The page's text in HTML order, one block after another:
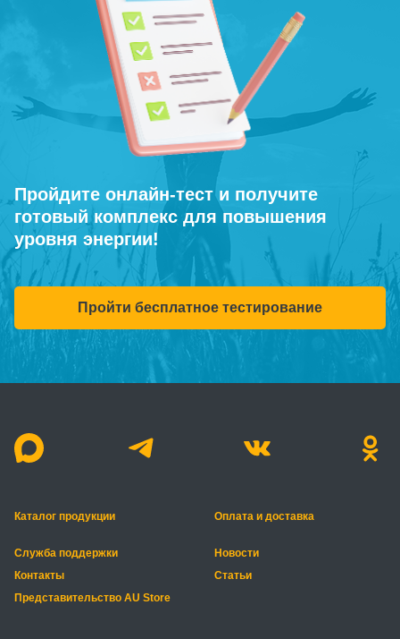
Пройдите онлайн-тест и получите
готовый комплекс для повышения
уровня энергии!
Пройти бесплатное тестирование
Каталог продукции Оплата и доставка
Служба поддержки
Новости
Контакты
Статьи
Представительство AU Store